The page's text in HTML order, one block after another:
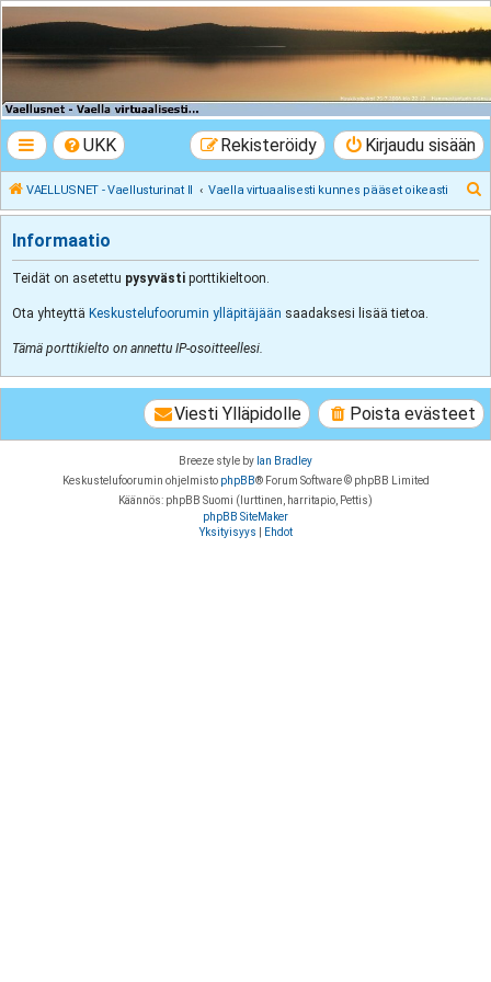
VAELLUSNET -
Vaellusturinat II
UKK Kirjaudu sisään
Rekisteröidy
VAELLUSNET - Vaellusturinat II Vaella virtuaalisesti kunnes pääset oikeasti
t
Informaatio
Teidät on asetettu pysyvästi porttikieltoon.
Ota yhteyttä Keskustelufoorumin ylläpitäjään saadaksesi lisää tietoa.
Tämä porttikielto on annettu IP-osoitteellesi.
Poista evästeet
Viesti Ylläpidolle
Breeze style by Ian Bradley
Keskustelufoorumin ohjelmisto phpBB® Forum Software © phpBB Limited
Käännös: phpBB Suomi (lurttinen, harritapio, Pettis)
phpBB SiteMaker
Yksityisyys
Ehdot